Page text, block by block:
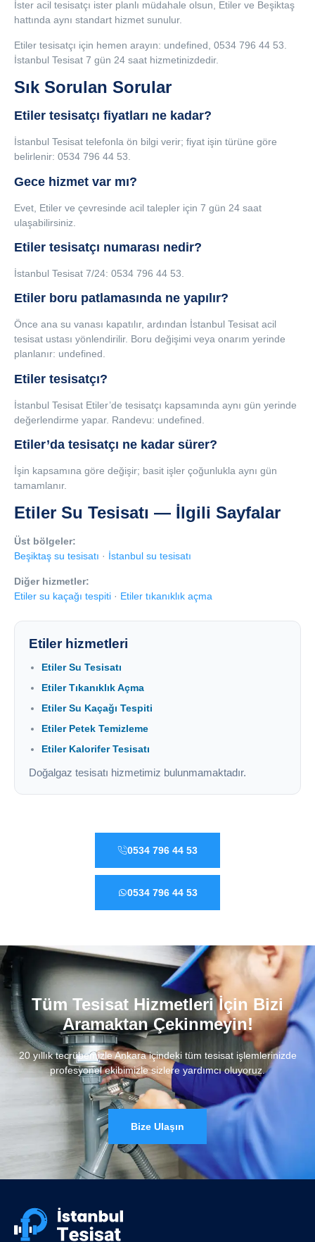
İster acil tesisatçı ister planlı müdahale olsun, Etiler ve Beşiktaş
hattında aynı standart hizmet sunulur.
Etiler tesisatçı için hemen arayın: undefined, 0534 796 44 53.
İstanbul Tesisat 7 gün 24 saat hizmetinizdedir.
Sık Sorulan Sorular
Etiler tesisatçı fiyatları ne kadar?
İstanbul Tesisat telefonla ön bilgi verir; fiyat işin türüne göre
belirlenir: 0534 796 44 53.
Gece hizmet var mı?
Evet, Etiler ve çevresinde acil talepler için 7 gün 24 saat
ulaşabilirsiniz.
Etiler tesisatçı numarası nedir?
İstanbul Tesisat 7/24: 0534 796 44 53.
Etiler boru patlamasında ne yapılır?
Önce ana su vanası kapatılır, ardından İstanbul Tesisat acil
tesisat ustası yönlendirilir. Boru değişimi veya onarım yerinde
planlanır: undefined.
Etiler tesisatçı?
İstanbul Tesisat Etiler’de tesisatçı kapsamında aynı gün yerinde
değerlendirme yapar. Randevu: undefined.
Etiler’da tesisatçı ne kadar sürer?
İşin kapsamına göre değişir; basit işler çoğunlukla aynı gün
tamamlanır.
Etiler Su Tesisatı — İlgili Sayfalar
Üst bölgeler:
Beşiktaş su tesisatı · İstanbul su tesisatı
Diğer hizmetler:
Etiler su kaçağı tespiti · Etiler tıkanıklık açma
Etiler hizmetleri
Etiler Su Tesisatı
Etiler Tıkanıklık Açma
Etiler Su Kaçağı Tespiti
Etiler Petek Temizleme
Etiler Kalorifer Tesisatı
Doğalgaz tesisatı hizmetimiz bulunmamaktadır.
0534 796 44 53
0534 796 44 53
Tüm Tesisat Hizmetleri İçin Bizi
Aramaktan Çekinmeyin!
20 yıllık tecrübemizle Ankara içindeki tüm tesisat işlemlerinizde
profesyonel ekibimizle sizlere yardımcı oluyoruz.
Bize Ulaşın